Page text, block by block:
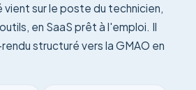
sur le poste du technicien,
en SaaS prêt à l'emploi. Il
structuré vers la GMAO en